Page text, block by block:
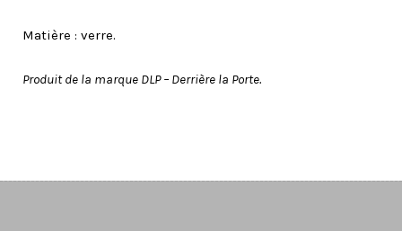
Matière : verre.
Produit de la marque DLP – Derrière la Porte.